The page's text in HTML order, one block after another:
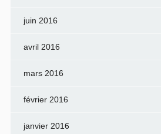
juin 2016
avril 2016
mars 2016
février 2016
janvier 2016